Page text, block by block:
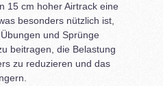
15 cm hoher Airtrack eine
besonders nützlich ist,
und Sprünge
beitragen, die Belastung
zu reduzieren und das